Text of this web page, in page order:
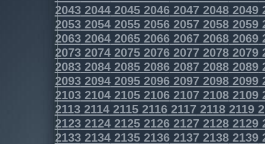
2043204420452046204720482049
2053205420552056205720582059
2063206420652066206720682069
2073207420752076207720782079
2083208420852086208720882089
2093209420952096209720982099
2103210421052106210721082109
2113211421152116211721182119
2123212421252126212721282129
2133213421352136213721382139